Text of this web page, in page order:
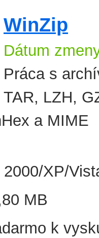
WinZip
Dátum
Práca s
TAR, LZH,
a MIME
XP/
MB
k